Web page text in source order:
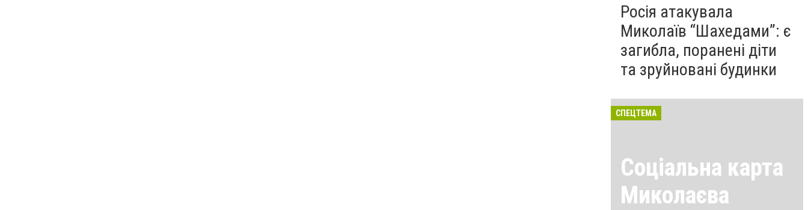
Росія атакувала
Миколаїв “Шахедами”: є
загибла, поранені діти
та зруйновані будинки
СПЕЦТЕМА
Соціальна карта
Миколаєва